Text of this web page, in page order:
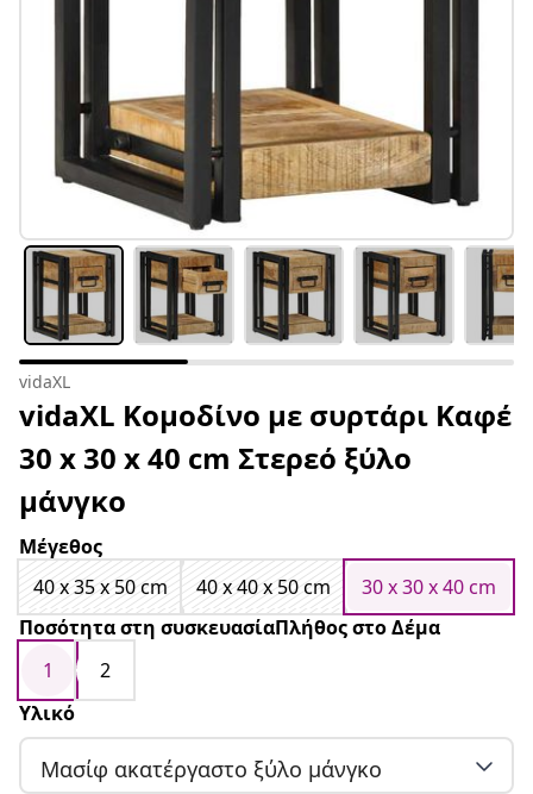
vidaXL
vidaXL Κομοδίνο με συρτάρι Καφέ
30 x 30 x 40 cm Στερεό ξύλο
μάνγκο
Μέγεθος
40 x 35 x 50 cm
40 x 40 x 50 cm
30 x 30 x 40 cm
Ποσότητα στη συσκευασίαΠλήθος στο Δέμα
1
2
Υλικό
Μασίφ ακατέργαστο ξύλο μάνγκο